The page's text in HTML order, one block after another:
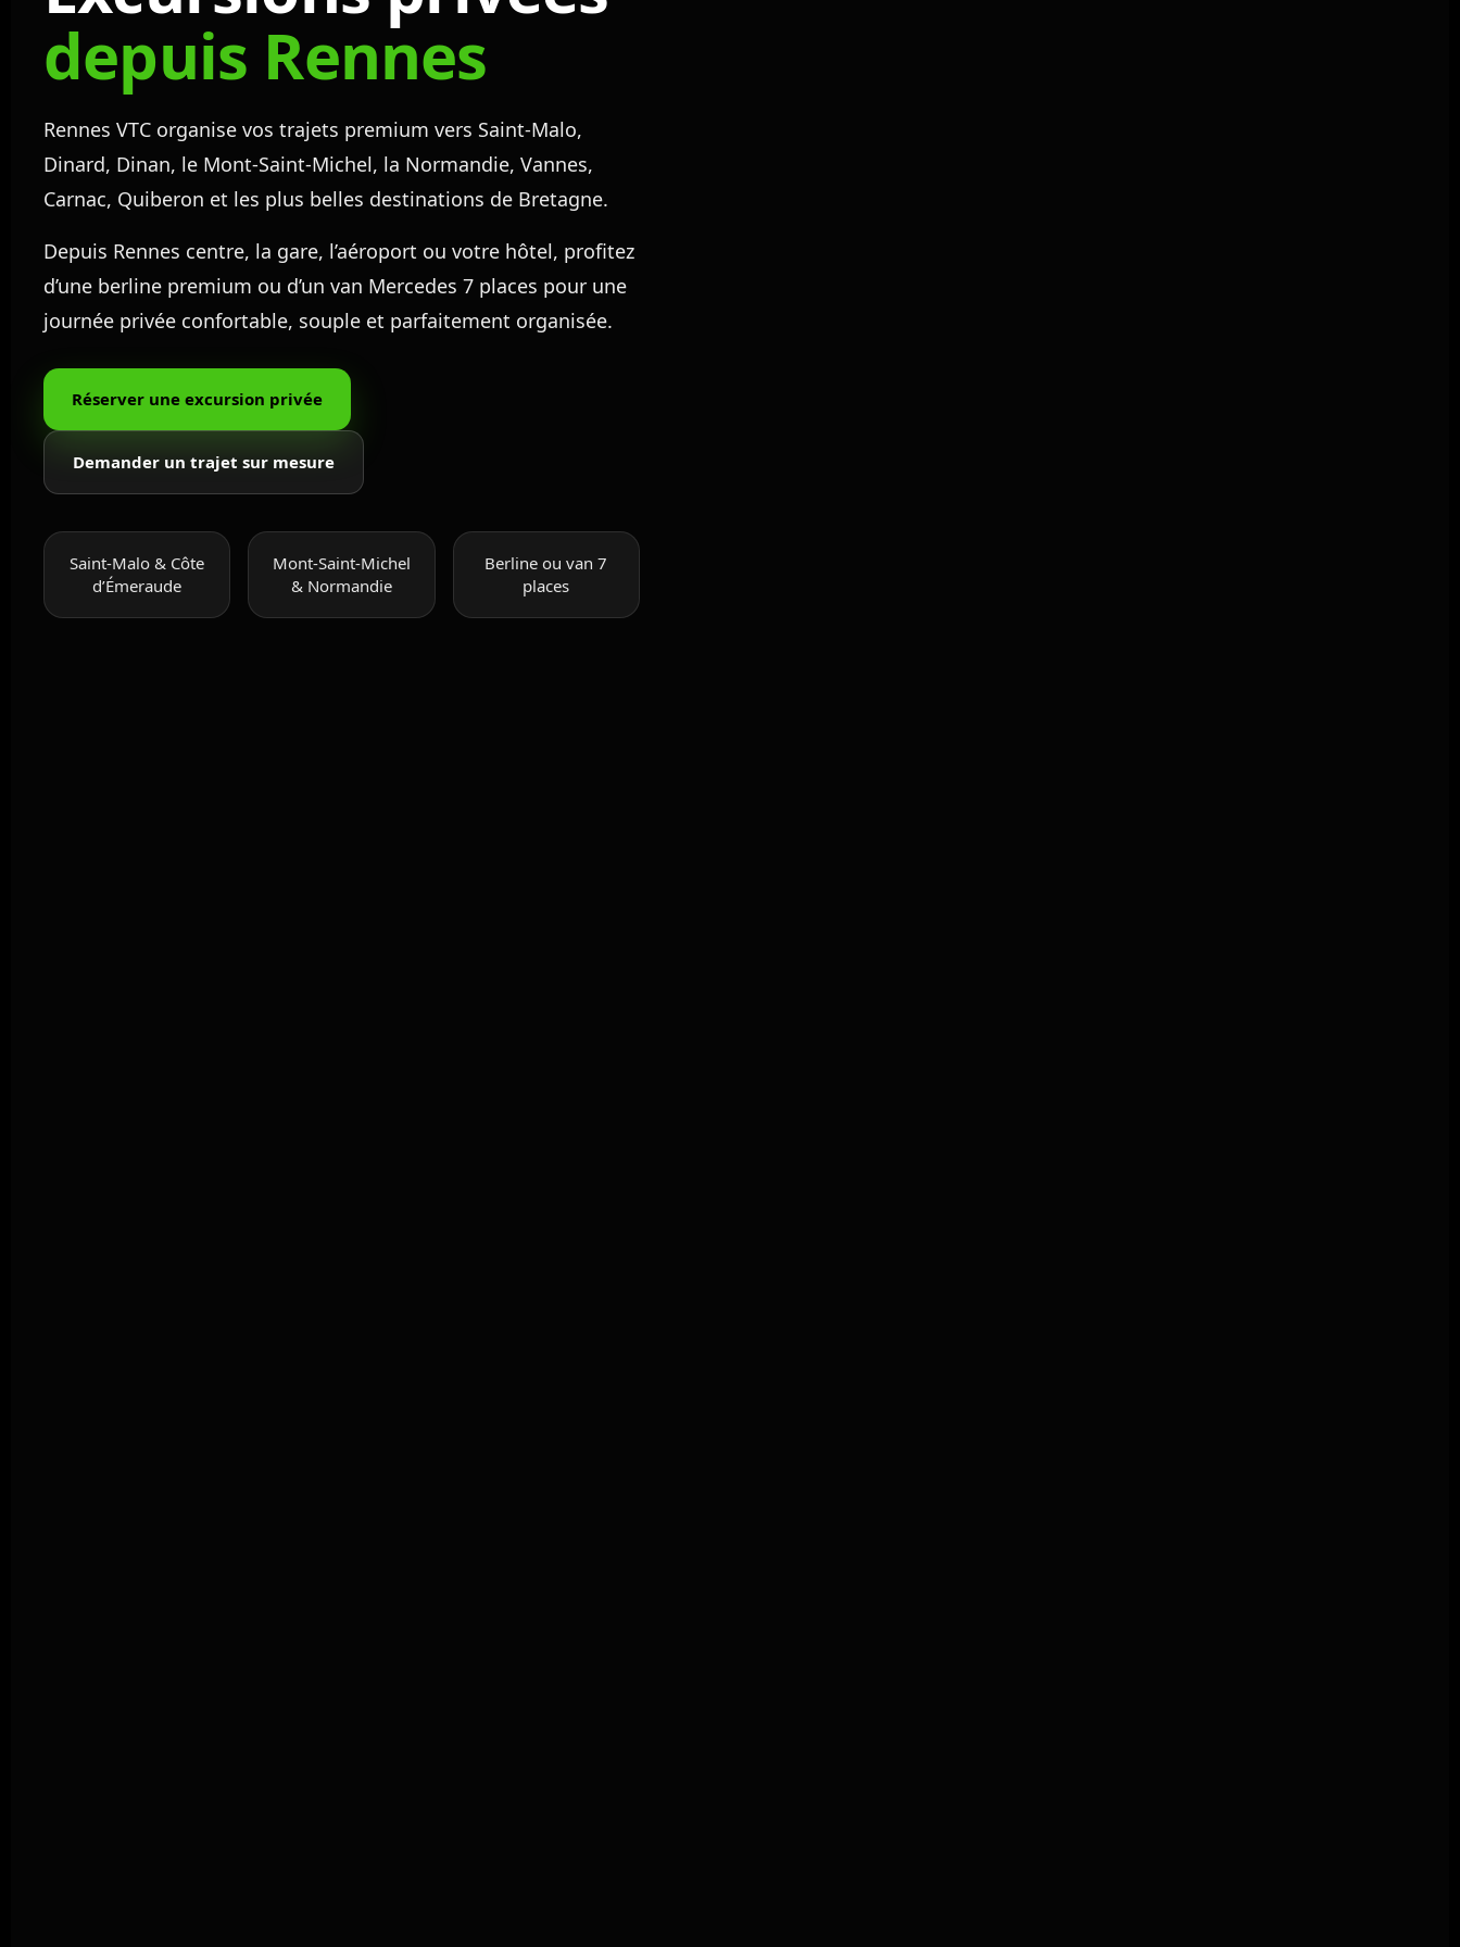
depuis Rennes
Rennes VTC organise vos trajets premium vers Saint-Malo,
Dinard, Dinan, le Mont-Saint-Michel, la Normandie, Vannes,
Carnac, Quiberon et les plus belles destinations de Bretagne.
Depuis Rennes centre, la gare, l’aéroport ou votre hôtel, profitez
d’une berline premium ou d’un van Mercedes 7 places pour une
journée privée confortable, souple et parfaitement organisée.
Réserver une excursion privée
Demander un trajet sur mesure
Saint-Malo & Côte
d’Émeraude
Mont-Saint-Michel
& Normandie
Berline ou van 7
places